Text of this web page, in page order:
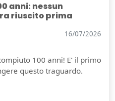
anni: nessun
riuscito prima
16/07/2026
100 anni! E' il primo
questo traguardo.